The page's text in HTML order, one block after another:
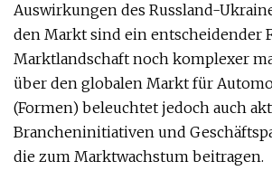
Auswirkungen des Russland-
den Markt sind ein entscheidender
Marktlandschaft noch komplexer
über den globalen Markt für
(Formen) beleuchtet jedoch auch
Brancheninitiativen und
die zum Marktwachstum beitragen.